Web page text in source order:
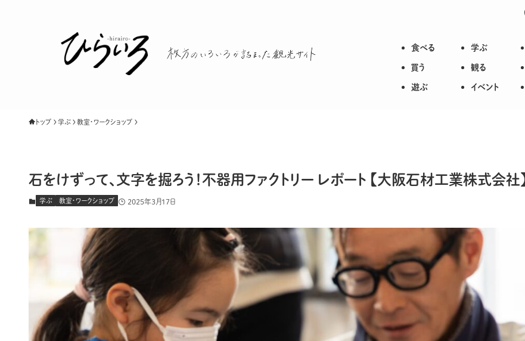
枚方のいろいろが詰まった観光サイト
食べる
買う
遊ぶ
学ぶ
観る
イベント
トップ 学ぶ 教室・ワークショップ
石をけずって、文字を掘ろう！不器用ファクトリー レポート 【大阪石材工業株式会社】
学ぶ 教室・ワークショップ 2025年3月17日